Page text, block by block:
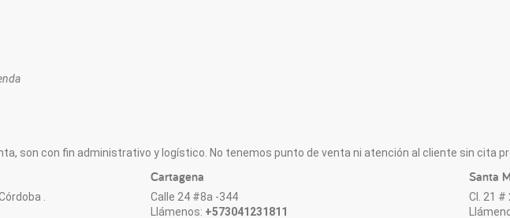
son con fin administrativo y logístico. No tenemos punto de venta ni atención al cliente sin cita
.
Cartagena
Calle 24 #8a -344
Llámenos: +573041231811
Santa
Cl. 21 #